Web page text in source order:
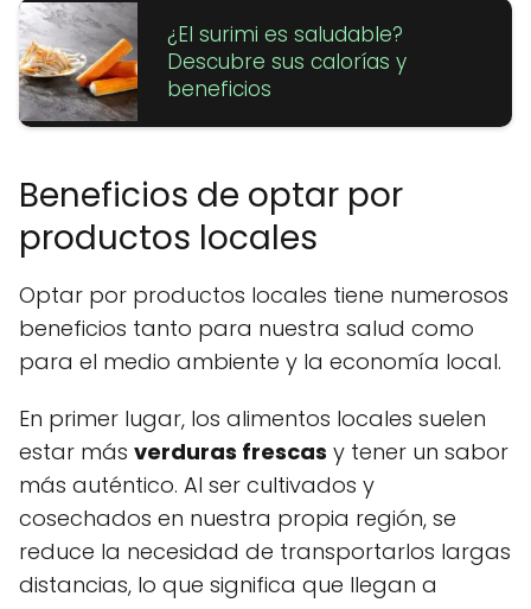
¿El surimi es saludable?
Descubre sus calorías y
beneficios
Beneficios de optar por
productos locales
Optar por productos locales tiene numerosos
beneficios tanto para nuestra salud como
para el medio ambiente y la economía local.
En primer lugar, los alimentos locales suelen
estar más verduras frescas y tener un sabor
más auténtico. Al ser cultivados y
cosechados en nuestra propia región, se
reduce la necesidad de transportarlos largas
distancias, lo que significa que llegan a